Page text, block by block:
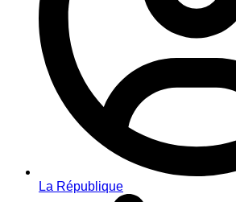
La République